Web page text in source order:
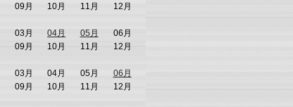
09月 10月 11月
12月
03月 04月 05月
06月
09月 10月 11月
12月
03月 04月 05月
06月
09月 10月 11月
12月